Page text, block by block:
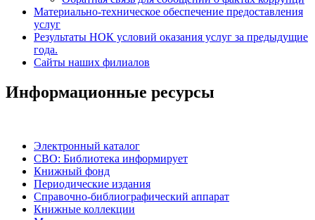
Материально-техническое обеспечение предоставления
услуг
Результаты НОК условий оказания услуг за предыдущие
года.
Сайты наших филиалов
Информационные ресурсы
Электронный каталог
СВО: Библиотека информирует
Книжный фонд
Периодические издания
Справочно-библиографический аппарат
Книжные коллекции